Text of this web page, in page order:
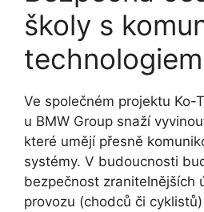
školy s
Ve společném projektu Ko-
u BMW Group snaží
které umějí přesně
systémy. V budoucnosti
bezpečnost zranitelnějších
provozu (chodců či